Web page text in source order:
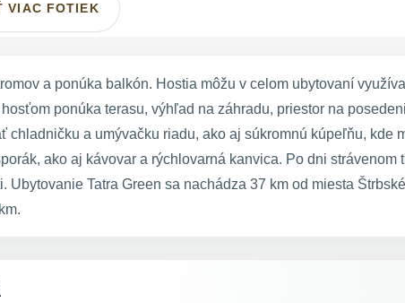
VIAC FOTIEK
a ponúka balkón. Hostia môžu v celom ubytovaní
ponúka terasu, výhľad na záhradu, priestor na
a umývačku riadu, ako aj súkromnú kúpeľňu, kde
ako aj kávovar a rýchlovarná kanvica. Po dni strávenom
Tatra Green sa nachádza 37 km od miesta